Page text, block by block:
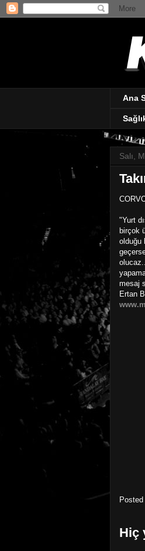
Ana
Salı,
"Yurt
birçok
olduğu
mesaj
Ertan
Hiç